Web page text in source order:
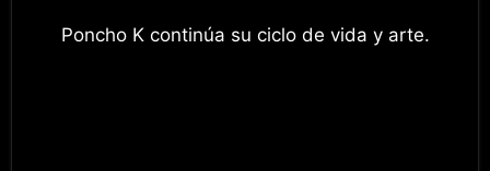
Poncho K continúa su ciclo de vida y arte.